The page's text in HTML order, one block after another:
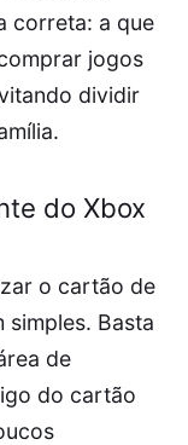
correta: a que
jogos
dividir
do Xbox
o cartão de
simples. Basta
de
do cartão